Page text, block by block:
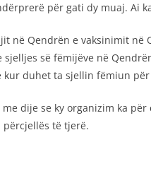
për gati dy muaj. Ai
në Qendrën e vaksinimit
sjelljes së fëmijëve në
duhet ta sjellin fëmiun për
me dije se ky organizim ka
të tjerë.